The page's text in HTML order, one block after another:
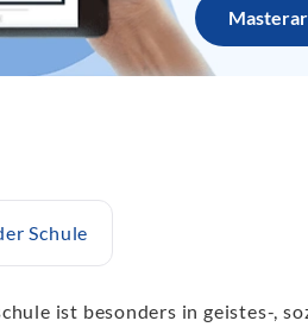
Schule
ist besonders in geistes-,